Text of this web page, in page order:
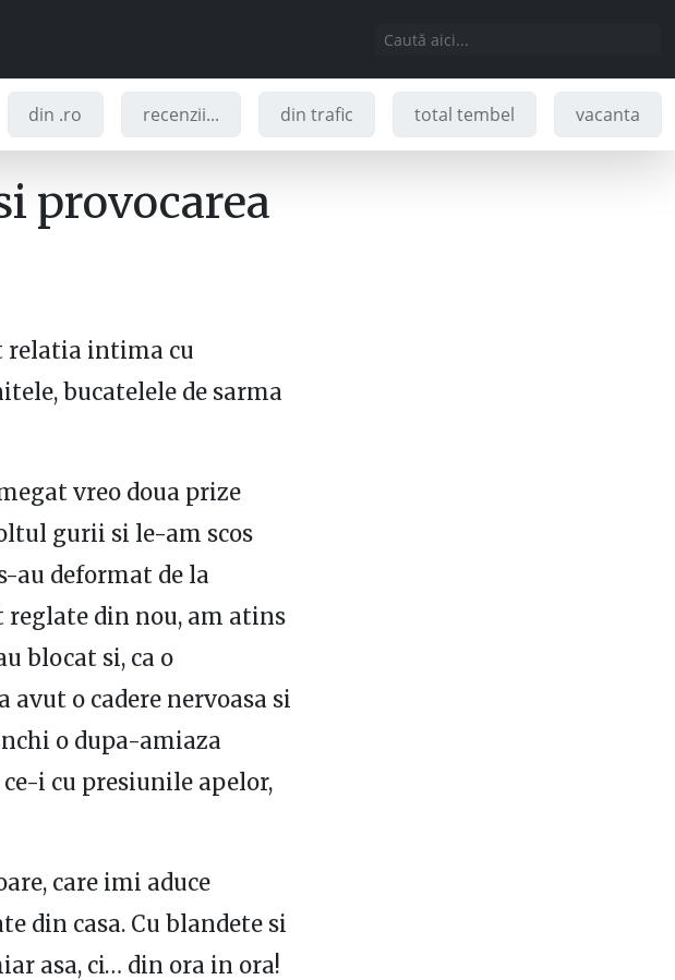
din .ro recenzii... din trafic total tembel vacanta
provocarea
relatia intima cu
bucatelele de sarma
vreo doua prize
gurii si le-am scos
au deformat de la
reglate din nou, am atins
blocat si, ca o
o cadere nervoasa si
o dupa-amiaza
i cu presiunile apelor,
care imi aduce
din casa. Cu blandete si
asa, ci… din ora in ora!